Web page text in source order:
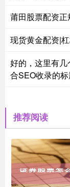
莆田股票配资
现货黄金配资|
好的，这里有几
合SEO收录的标
推荐阅读